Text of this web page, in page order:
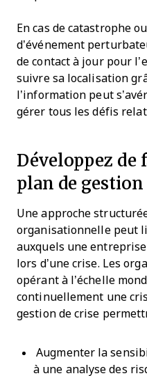
En cas de catastrophe
d’événement
de contact à jour pour
suivre sa localisation
l’information peut
gérer tous les défis
Développez de
plan de
Une approche
organisationnelle peut
auxquels une
lors d’une crise. Les
opérant à l’échelle
continuellement une
gestion de crise
Augmenter la
à une analyse des